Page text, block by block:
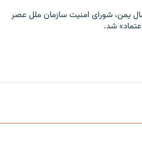
یمن، شورای امنیت سازمان ملل عصر
شد.